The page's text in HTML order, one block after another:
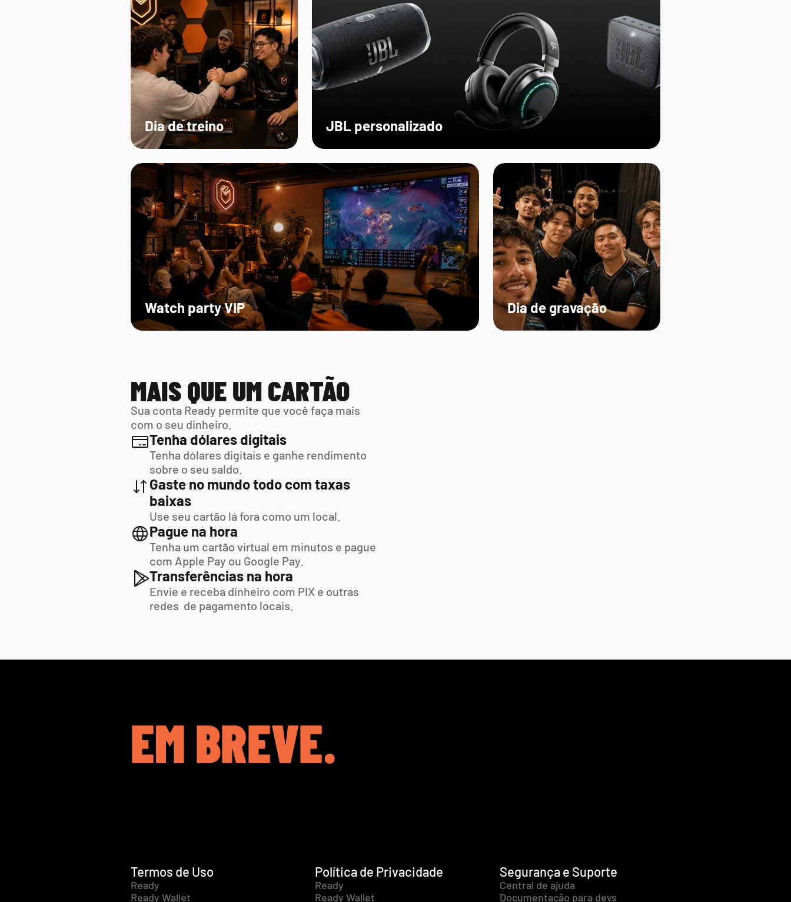
Dia de gravação
Watch party VIP
JBL personalizado
Dia de treino
MAIS QUE UM CARTÃO
Sua conta Ready permite que você faça mais
com o seu dinheiro.
Tenha dólares digitais
Tenha dólares digitais e ganhe rendimento
sobre o seu saldo.
Gaste no mundo todo com taxas
baixas
Use seu cartão lá fora como um local.
Pague na hora
Tenha um cartão virtual em minutos e pague
com Apple Pay ou Google Pay.
Transferências na hora
Envie e receba dinheiro com PIX e outras
redes  de pagamento locais.
EM BREVE.
Termos de Uso
Ready
Ready Wallet
Política de Privacidade
Ready
Ready Wallet
Segurança e Suporte
Central de ajuda
Documentação para devs